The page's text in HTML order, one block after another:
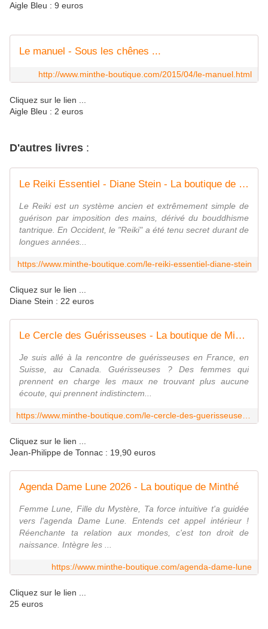
Aigle Bleu : 9 euros
Le manuel - Sous les chênes ...
http://www.minthe-boutique.com/2015/04/le-manuel.html
Cliquez sur le lien ...
Aigle Bleu : 2 euros
D'autres livres :
Le Reiki Essentiel - Diane Stein - La boutique de Minthé
Le Reiki est un système ancien et extrêmement simple de
guérison par imposition des mains, dérivé du bouddhisme
tantrique. En Occident, le "Reiki" a été tenu secret durant de
longues années...
https://www.minthe-boutique.com/le-reiki-essentiel-diane-stein
Cliquez sur le lien ...
Diane Stein : 22 euros
Le Cercle des Guérisseuses - La boutique de Minthé
Je suis allé à la rencontre de guérisseuses en France, en
Suisse, au Canada. Guérisseuses ? Des femmes qui
prennent en charge les maux ne trouvant plus aucune
écoute, qui prennent indistinctem...
Cliquez sur le lien ...
Jean-Philippe de Tonnac : 19,90 euros
Agenda Dame Lune 2026 - La boutique de Minthé
Femme Lune, Fille du Mystère, Ta force intuitive t'a guidée
vers l'agenda Dame Lune. Entends cet appel intérieur !
Réenchante ta relation aux mondes, c'est ton droit de
naissance. Intègre les ...
https://www.minthe-boutique.com/agenda-dame-lune
Cliquez sur le lien ...
25 euros